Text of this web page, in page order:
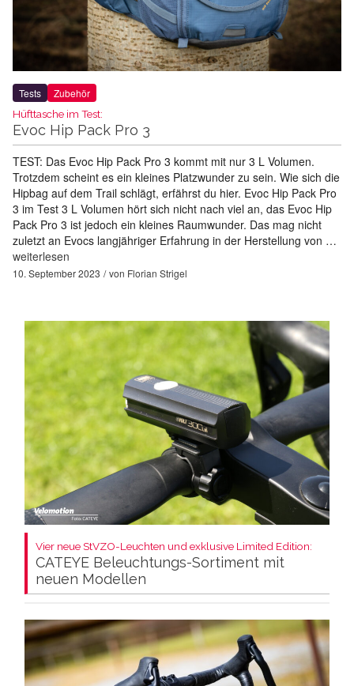
Tests Zubehör
Hüfttasche im Test:
Evoc Hip Pack Pro 3
TEST: Das Evoc Hip Pack Pro 3 kommt mit nur 3 L Volumen.
Trotzdem scheint es ein kleines Platzwunder zu sein. Wie sich die
Hipbag auf dem Trail schlägt, erfährst du hier. Evoc Hip Pack Pro
3 im Test 3 L Volumen hört sich nicht nach viel an, das Evoc Hip
Pack Pro 3 ist jedoch ein kleines Raumwunder. Das mag nicht
zuletzt an Evocs langjähriger Erfahrung in der Herstellung von …
weiterlesen
10. September 2023 von Florian Strigel
Vier neue StVZO-Leuchten und exklusive Limited Edition:
CATEYE Beleuchtungs-Sortiment mit
neuen Modellen